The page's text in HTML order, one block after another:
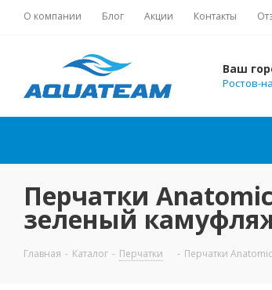
О компании Блог Акции Контакты
Ваш
Ростов-
Перчатки
зеленый
Главная - Каталог - Перчатки - Перчатки